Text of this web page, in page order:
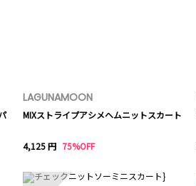
LAGUNAMOON
MIXストライプアシメヘムニットスカート
4,125 円 75%OFF